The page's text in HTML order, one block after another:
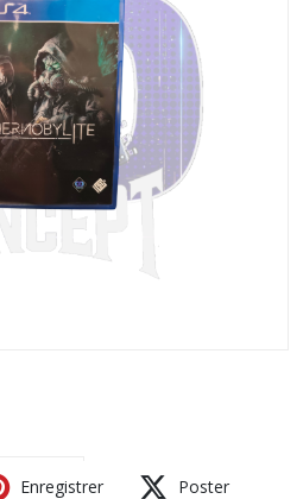
Enregistrer Poster